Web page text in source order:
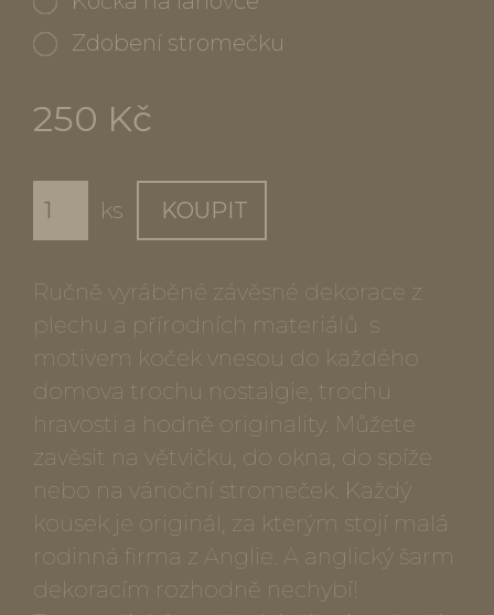
Zdobení stromečku
250 Kč
ks KOUPIT
Ručně vyráběné závěsné dekorace z
plechu a přírodních materiálů s
motivem koček vnesou do každého
domova trochu nostalgie, trochu
hravosti a hodně originality. Můžete
zavěsit na větvičku, do okna, do spíže
nebo na vánoční stromeček. Každý
kousek je originál, za kterým stojí malá
rodinná firma z Anglie. A anglický šarm
dekoracím rozhodně nechybí!